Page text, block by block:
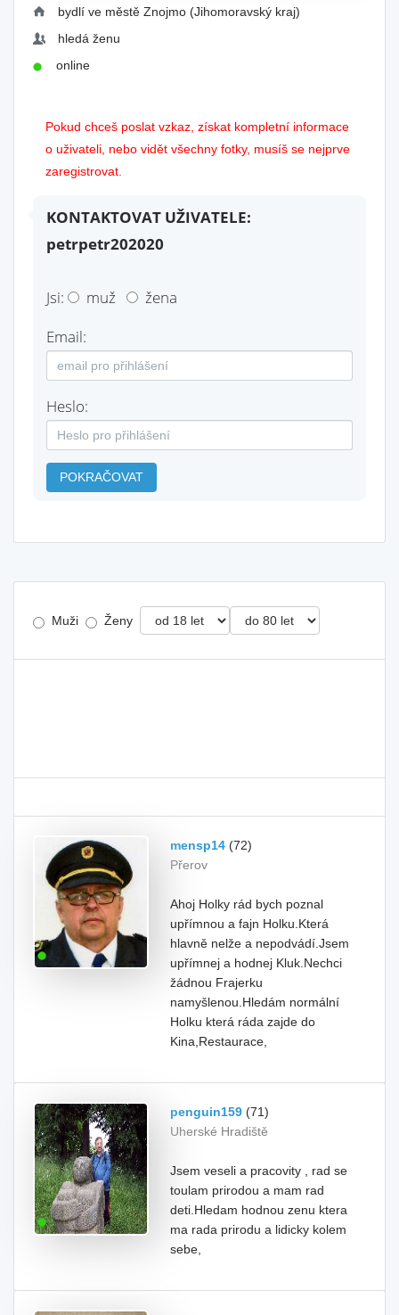
bydlí ve městě Znojmo (Jihomoravský kraj)
hledá ženu
online
Pokud chceš poslat vzkaz, získat kompletní informace
o uživateli, nebo vidět všechny fotky, musíš se nejprve
zaregistrovat.
KONTAKTOVAT UŽIVATELE:
petrpetr202020
Jsi: muž
žena
Email:
Heslo:
POKRAČOVAT
Muži Ženy
mensp14 (72)
Přerov
Ahoj Holky rád bych poznal
upřímnou a fajn Holku.Která
hlavně nelže a nepodvádí.Jsem
upřímnej a hodnej Kluk.Nechci
žádnou Frajerku
namyšlenou.Hledám normální
Holku která ráda zajde do
Kina,Restaurace,
penguin159 (71)
Uherské Hradiště
Jsem veseli a pracovity , rad se
toulam prirodou a mam rad
deti.Hledam hodnou zenu ktera
ma rada prirodu a lidicky kolem
sebe,